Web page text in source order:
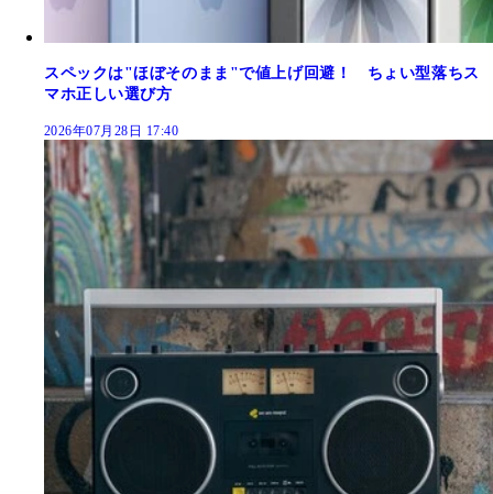
スペックは"ほぼそのまま"で値上げ回避！ ちょい型落ちス
マホ正しい選び方
2026年07月28日 17:40